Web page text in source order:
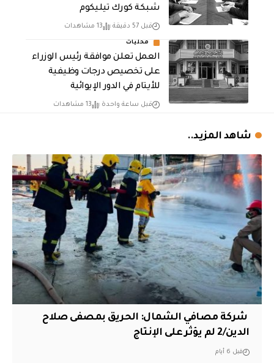
شبكة كورك تيليكوم
قبل 57 دقيقة 13 مشاهدات
محليات
العمل تعلن موافقة رئيس الوزراء
على تخصيص درجات وظيفية
للأيتام في الدور الإيوائية
قبل ساعة واحدة 13 مشاهدات
شاهد المزيد..
‏ شركة مصافي الشمال: الحريق بمصفى صلاح
الدين/2 لم يؤثر على الإنتاج
قبل 6 أيام